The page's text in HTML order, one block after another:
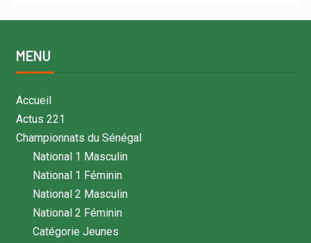
MENU
Accueil
Actus 221
Championnats du Sénégal
National 1 Masculin
National 1 Féminin
National 2 Masculin
National 2 Féminin
Catégorie Jeunes